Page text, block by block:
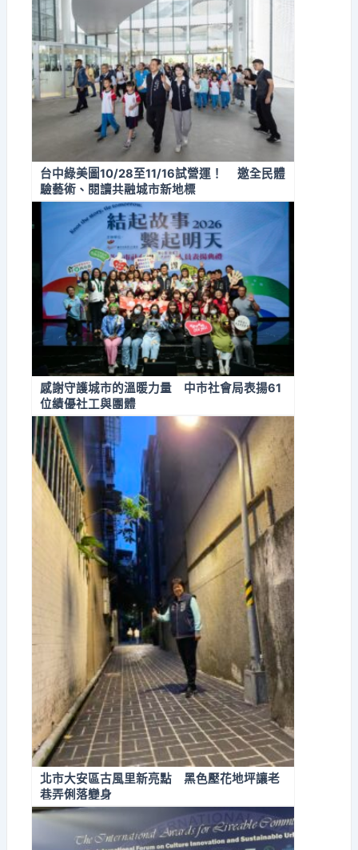
台中綠美圖10/28至11/16試營運！ 邀全民體
驗藝術、閱讀共融城市新地標
感謝守護城市的溫暖力量 中市社會局表揚61
位績優社工與團體
北市大安區古風里新亮點 黑色壓花地坪讓老
巷弄俐落變身